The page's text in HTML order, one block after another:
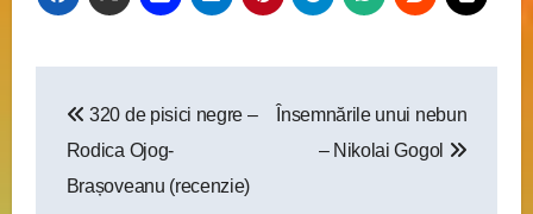
în
articole
320 de pisici negre –
Rodica Ojog-
Brașoveanu (recenzie)
Însemnările unui nebun
– Nikolai Gogol